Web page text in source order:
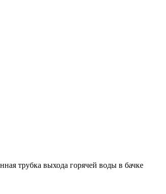
трубка выхода горячей воды в бачке